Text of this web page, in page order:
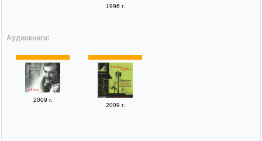
1996 г.
Аудиокниги:
2009 г.
2009 г.